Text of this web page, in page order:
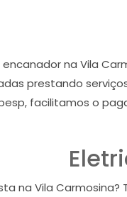
na Vila
prestando
facilitamos o
na Vila Carmosina?